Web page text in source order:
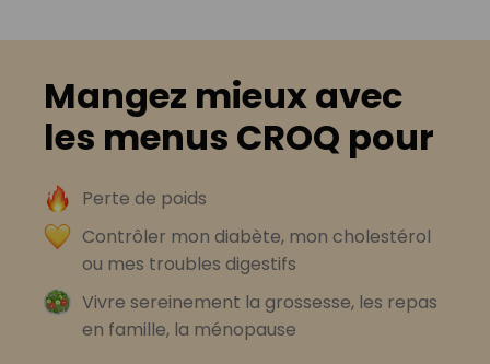
Mangez mieux avec
les menus CROQ pour
Perte de poids
Contrôler mon diabète, mon cholestérol
ou mes troubles digestifs
Vivre sereinement la grossesse, les repas
en famille, la ménopause